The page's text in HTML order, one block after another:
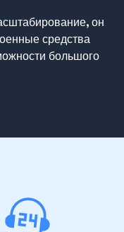
он
средства
большого